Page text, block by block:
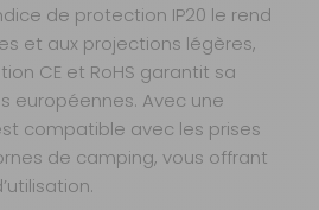
de protection IP20 le rend
et aux projections légères,
CE et RoHS garantit sa
européennes. Avec une
compatible avec les prises
de camping, vous offrant